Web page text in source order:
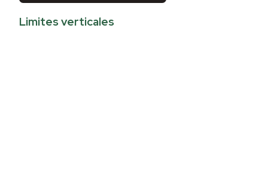
Limites verticales